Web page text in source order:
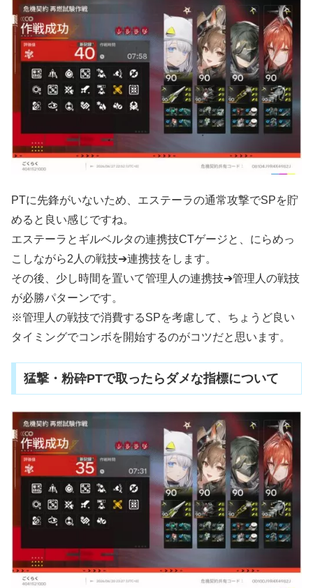
PTに先鋒がいないため、エステーラの通常攻撃でSPを貯
めると良い感じですね。
エステーラとギルベルタの連携技CTゲージと、にらめっ
こしながら2人の戦技➔連携技をします。
その後、少し時間を置いて管理人の連携技➔管理人の戦技
が必勝パターンです。
※管理人の戦技で消費するSPを考慮して、ちょうど良い
タイミングでコンボを開始するのがコツだと思います。
猛撃・粉砕PTで取ったらダメな指標について